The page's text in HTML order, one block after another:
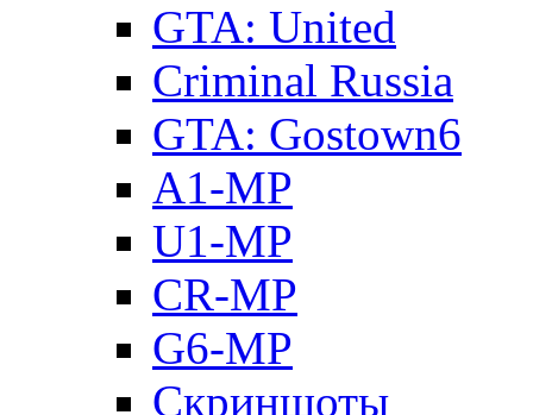
GTA: United
Criminal Russia
GTA: Gostown6
A1-MP
U1-MP
CR-MP
G6-MP
Скриншоты